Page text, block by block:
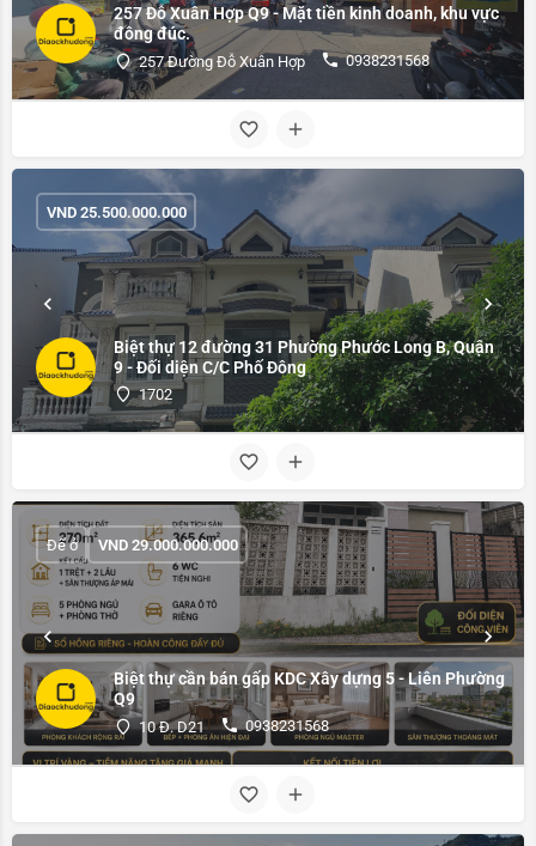
257 Đỗ Xuân Hợp Q9 - Mặt tiền kinh doanh, khu vực
đông đúc.
257 Đường Đỗ Xuân Hợp 0938231568
Biệt thự 12 đường 31 Phường Phước Long B, Quận
9 - Đối diện C/C Phố Đông
1702
VND 25.500.000.000
Biệt thự cần bán gấp KDC Xây dựng 5 - Liên Phường
Q9
10 Đ. D21 0938231568
Để ở VND 29.000.000.000